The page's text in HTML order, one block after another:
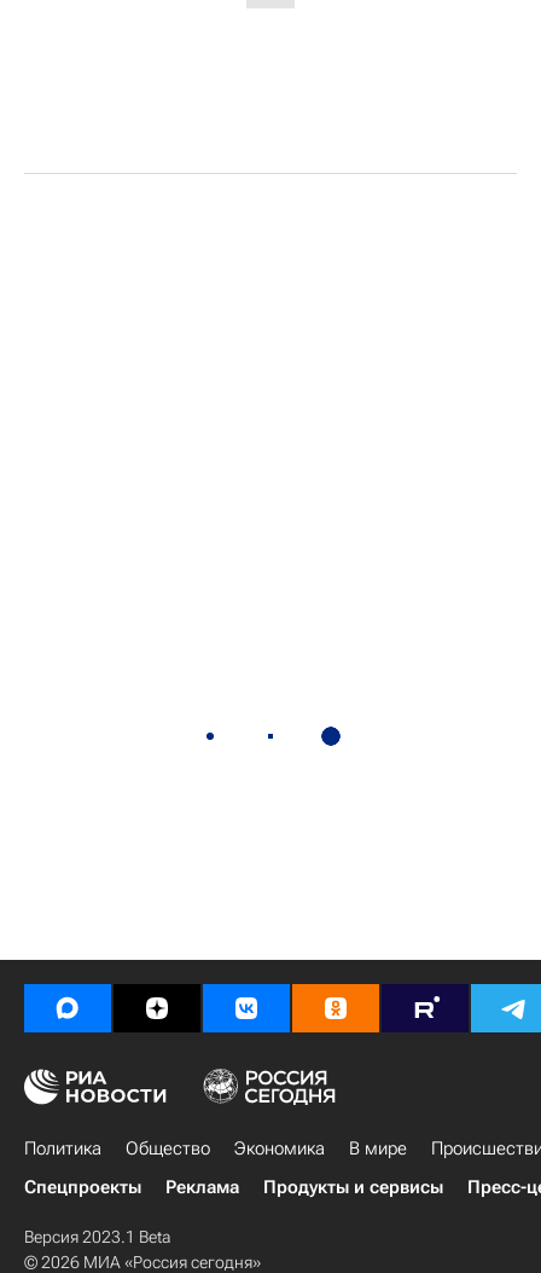
Политика Общество Экономика В мире
Спецпроекты
Реклама Продукты и сервисы Пресс-
Версия 2023.1 Beta
© 2026 МИА «Россия сегодня»